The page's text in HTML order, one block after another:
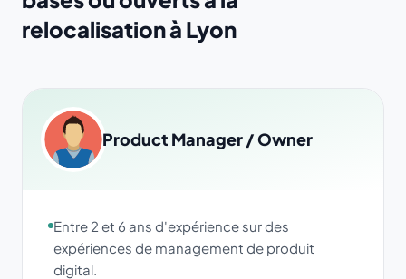
relocalisation à Lyon
Product Manager / Owner
Entre 2 et 6 ans d'expérience sur des
expériences de management de produit
digital.